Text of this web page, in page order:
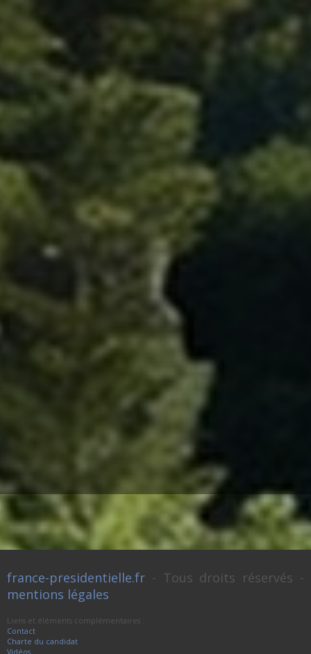
france-presidentielle.fr - Tous droits réservés -
mentions légales
Liens et éléments complémentaires :
Contact
Charte du candidat
Vidéos